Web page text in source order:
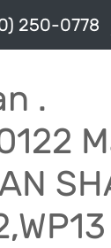
250-0778
.